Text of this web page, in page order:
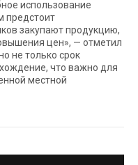
использование
предстоит
закупают продукцию,
цен», — отметил
не только срок
что важно для
местной